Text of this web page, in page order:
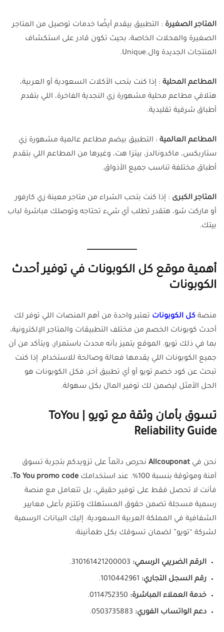
المتاجر الصغيرة : التطبيق بيقدم أيضًا خدمات توصيل من المتاجر
الصغيرة والمحلات الخاصة، بحيث تكون قادر على استكشاف
المنتجات الجديدة وال.Unique.
المطاعم المحلية : إذا كنت بتحب الأكلات السعودية أو العربية،
هتلاقي مطاعم محلية مشهورة زي النجدية الفاخرة، اللي بتقدم
أطباق شرقية تقليدية.
المطاعم العالمية : التطبيق بيضم مطاعم عالمية مشهورة زي
ستاربكس، ماكدونالدز، بيتزا هت، وغيرها من المطاعم اللي بتقدم
أطباق مختلفة تناسب جميع الأذواق.
المتاجر الكبرى : إذا كنت بتحب الشراء من متاجر معينة زي كارفور
أو ماركت شو، هتقدر تطلب أي شيء تحتاجه وتوصلك مباشرة لباب
بيتك.
أهمية موقع كل الكوبونات في توفير أحدث
الكوبونات
منصة كل الكوبونات تعتبر واحدة من أهم المنصات اللي توفر لك
أحدث كوبونات الخصم من مختلف التطبيقات والمتاجر الإلكترونية،
بما في ذلك تويو. الموقع يتميز بأنه محدث باستمرار، ويتأكد من أن
جميع الكوبونات اللي يقدمها فعالة وصالحة للاستخدام. إذا كنت
تبحث عن كود خصم تويو أو أي تطبيق آخر، فكل الكوبونات هو
الحل الأمثل ليضمن لك توفير المال بكل سهولة.
تسوق بأمان وثقة مع تويو | ToYou
Reliability Guide
نحن في Allcouponat نحرص دائماً على تزويدكم بتجربة تسوق
آمنة وموثوقة بنسبة 100%. عند استخدامك
To You promo code ،
فأنت لا تحصل فقط على توفير حقيقي، بل تتعامل مع منصة
رسمية مسجلة تضمن حقوق المستهلك وتلتزم بأعلى معايير
الشفافية في المملكة العربية السعودية. إليك البيانات الرسمية
لشركة “تويو” لضمان تسوقك بكل طمأنينة:
الرقم الضريبي الرسمي:
رقم السجل التجاري:
خدمة العملاء المباشرة:
دعم الواتساب الفوري: